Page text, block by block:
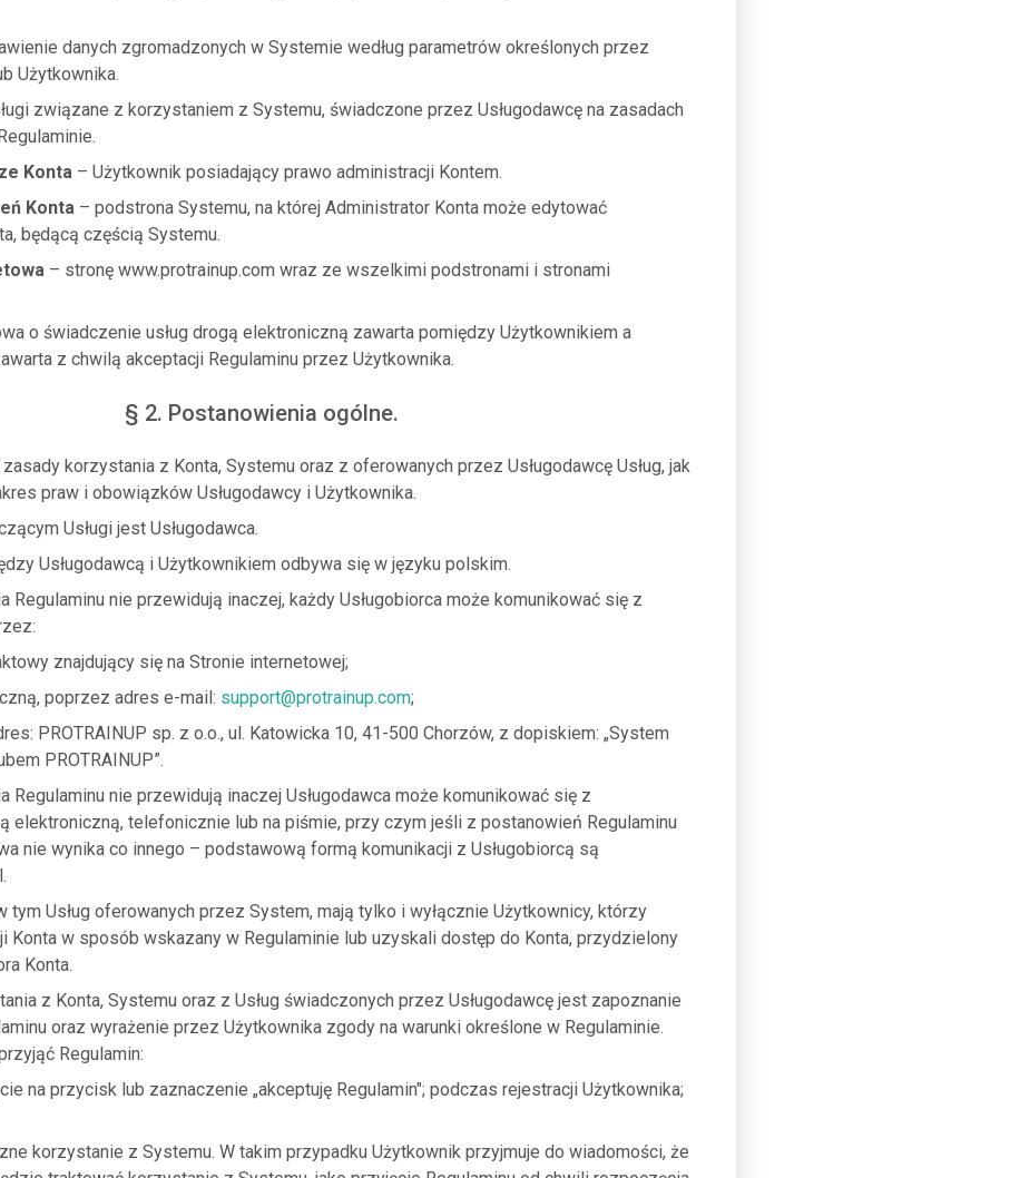
danych zgromadzonych w Systemie według parametrów określonych przez
Użytkownika.
związane z korzystaniem z Systemu, świadczone przez Usługodawcę na zasadach
Konta– Użytkownik posiadający prawo administracji Kontem.
Konta– podstrona Systemu, na której Administrator Konta może edytować
będącą częścią Systemu.
– stronę www.protrainup.com wraz ze wszelkimi podstronami i stronami
o świadczenie usług drogą elektroniczną zawarta pomiędzy Użytkownikiem a
z chwilą akceptacji Regulaminu przez Użytkownika.
§ 2. Postanowienia ogólne.
korzystania z Konta, Systemu oraz z oferowanych przez Usługodawcę Usług, jak
praw i obowiązków Usługodawcy i Użytkownika.
Usługi jest Usługodawca.
Usługodawcą i Użytkownikiem odbywa się w języku polskim.
Regulaminu nie przewidują inaczej, każdy Usługobiorca może komunikować się z
znajdujący się na Stronie internetowej;
poprzez adres e-mail: support@protrainup.com;
PROTRAINUP sp. z o.o., ul. Katowicka 10, 41-500 Chorzów, z dopiskiem: „System
PROTRAINUP”.
Regulaminu nie przewidują inaczej Usługodawca może komunikować się z
elektroniczną, telefonicznie lub na piśmie, przy czym jeśli z postanowień Regulaminu
nie wynika co innego – podstawową formą komunikacji z Usługobiorcą są
tym Usług oferowanych przez System, mają tylko i wyłącznie Użytkownicy, którzy
Konta w sposób wskazany w Regulaminie lub uzyskali dostęp do Konta, przydzielony
Konta.
z Konta, Systemu oraz z Usług świadczonych przez Usługodawcę jest zapoznanie
oraz wyrażenie przez Użytkownika zgody na warunki określone w Regulaminie.
Regulamin:
na przycisk lub zaznaczenie „akceptuję Regulamin"; podczas rejestracji Użytkownika;
korzystanie z Systemu. W takim przypadku Użytkownik przyjmuje do wiadomości, że